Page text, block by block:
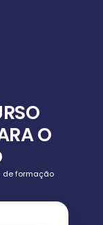
O
de formação